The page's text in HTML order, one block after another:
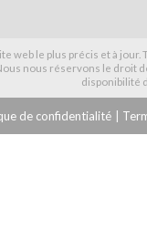
le plus précis et à
nous réservons le
disponibilité
de confidentialité